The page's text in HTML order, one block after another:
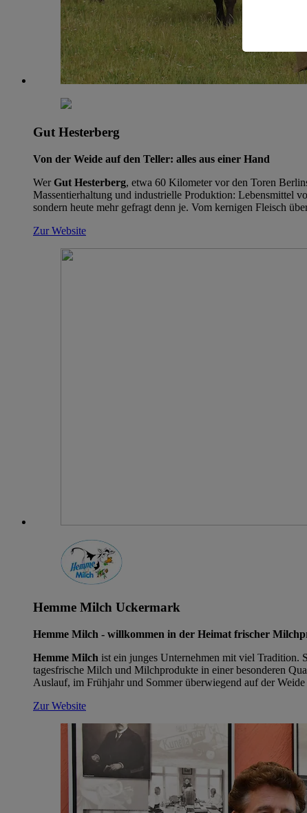
Gut Hesterberg
Von der Weide auf den Teller: alles aus einer Hand
WerGut Hesterberg, etwa 60 Kilometer vor den Toren
Massentierhaltung und industrielle Produktion: Lebensmittel
sondern heute mehr gefragt denn je. Vom kernigen Fleisch
Zur Website
Hemme Milch Uckermark
Hemme Milch - willkommen in der Heimat frischer
Hemme Milch ist ein junges Unternehmen mit viel Tradition.
tagesfrische Milch und Milchprodukte in einer besonderen
Auslauf, im Frühjahr und Sommer überwiegend auf der
Zur Website
Risiko